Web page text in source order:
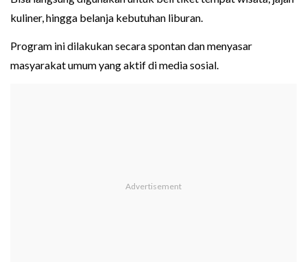
kuliner, hingga belanja kebutuhan liburan.
Program ini dilakukan secara spontan dan menyasar
masyarakat umum yang aktif di media sosial.